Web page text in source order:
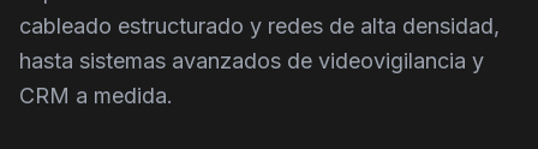
cableado estructurado y redes de alta densidad,
hasta sistemas avanzados de videovigilancia y
CRM a medida.